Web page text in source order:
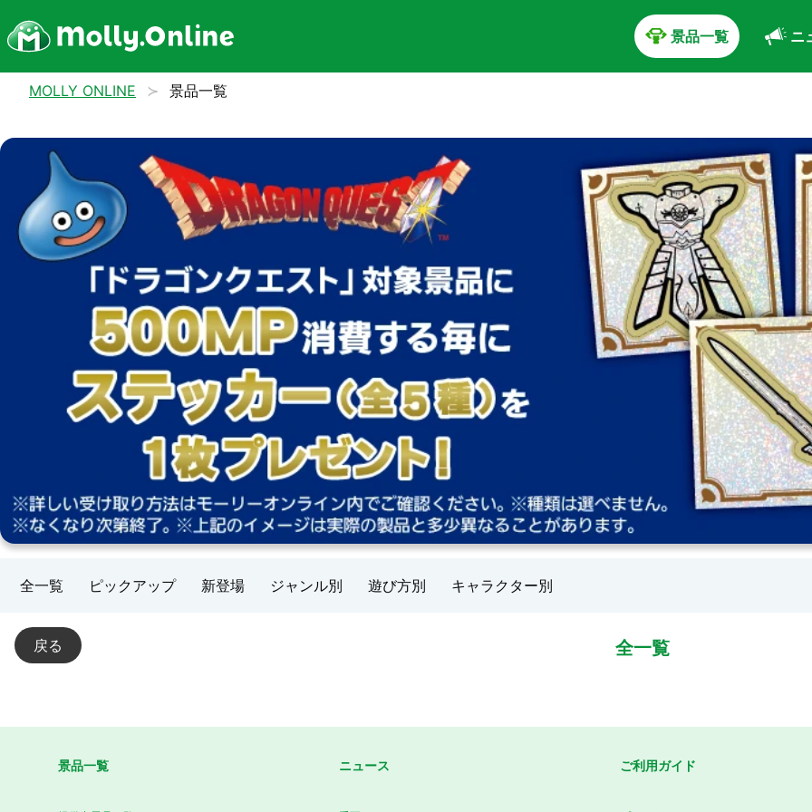
景品一覧 ニ
MOLLY ONLINE 景品一覧
全一覧 ピックアップ 新登場 ジャンル別 遊び方別 キャラクター別
戻る 全一覧
景品一覧 ニュース ご利用ガイド